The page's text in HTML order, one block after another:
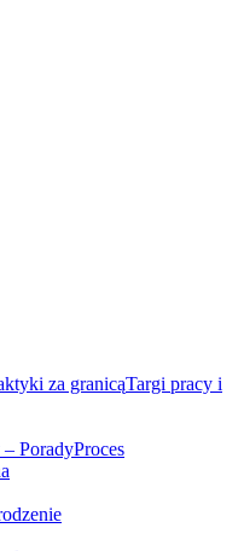
za granicąTargi pracy i
PoradyProces